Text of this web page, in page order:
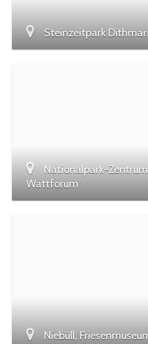
Steinzeitpark
Nationalpark-
Wattforum
Niebüll,